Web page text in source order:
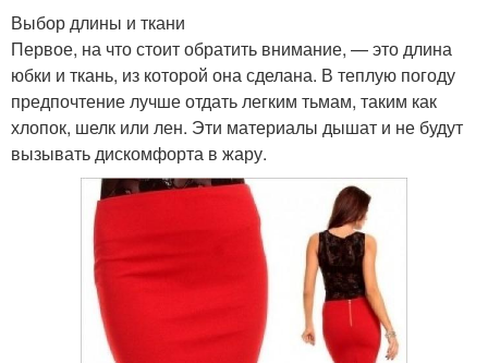
Выбор длины и ткани
Первое, на что стоит обратить внимание, — это длина
юбки и ткань, из которой она сделана. В теплую погоду
предпочтение лучше отдать легким тьмам, таким как
хлопок, шелк или лен. Эти материалы дышат и не будут
вызывать дискомфорта в жару.